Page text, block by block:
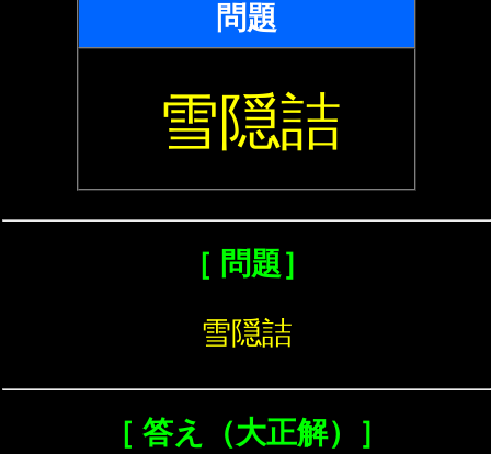
問題
雪隠詰
［ 問題］
雪隠詰
［ 答え（大正解）］